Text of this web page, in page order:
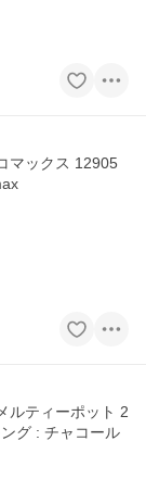
マックス 12905
ルティーポット 2
グ : チャコール